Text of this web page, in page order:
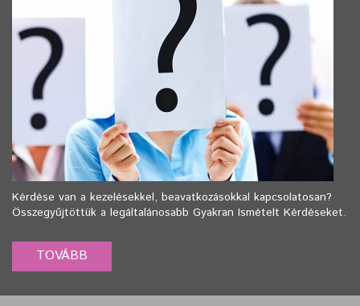
Kérdése van a kezelésekkel, beavatkozásokkal kapcsolatosan?
Összegyűjtöttük a legáltalánosabb Gyakran Ismételt Kérdéseket.